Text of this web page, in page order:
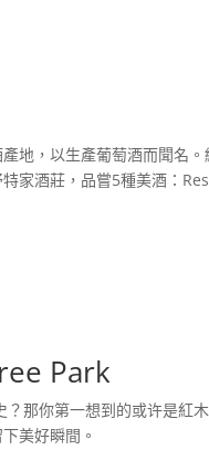
地，以生產葡萄酒而聞名
特家酒莊，品嘗5種美酒
Park
那你第一想到的或许是
美好瞬間。